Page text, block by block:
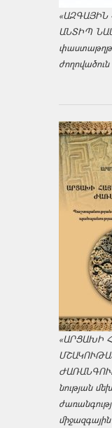
ԱՆՏԻՊ
ժողովածուն
«ԱՐՑԱԽԻ
նության